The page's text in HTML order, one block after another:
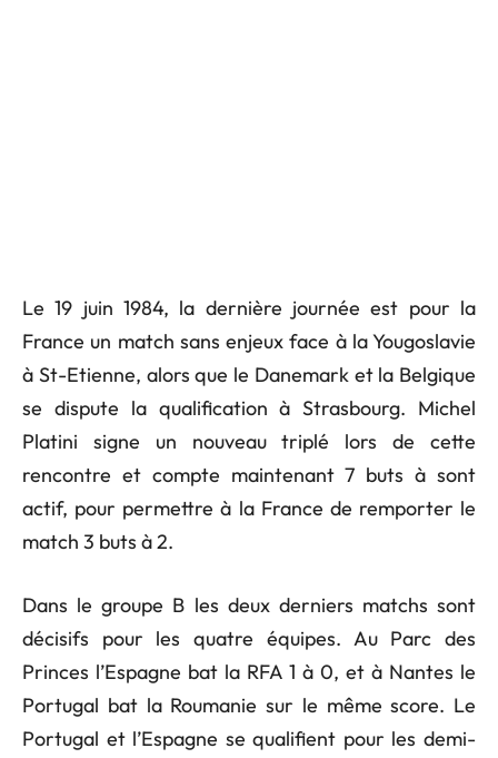
Le 19 juin 1984, la dernière journée est pour la
France un match sans enjeux face à la Yougoslavie
à St-Etienne, alors que le Danemark et la Belgique
se dispute la qualification à Strasbourg. Michel
Platini signe un nouveau triplé lors de cette
rencontre et compte maintenant 7 buts à sont
actif, pour permettre à la France de remporter le
match 3 buts à 2.
Dans le groupe B les deux derniers matchs sont
décisifs pour les quatre équipes. Au Parc des
Princes l’Espagne bat la RFA 1 à 0, et à Nantes le
Portugal bat la Roumanie sur le même score. Le
Portugal et l’Espagne se qualifient pour les demi-